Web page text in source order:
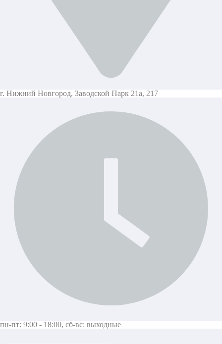
г. Нижний Новгород, Заводской Парк 21а, 217
пн-пт: 9:00 - 18:00, сб-вс: выходные